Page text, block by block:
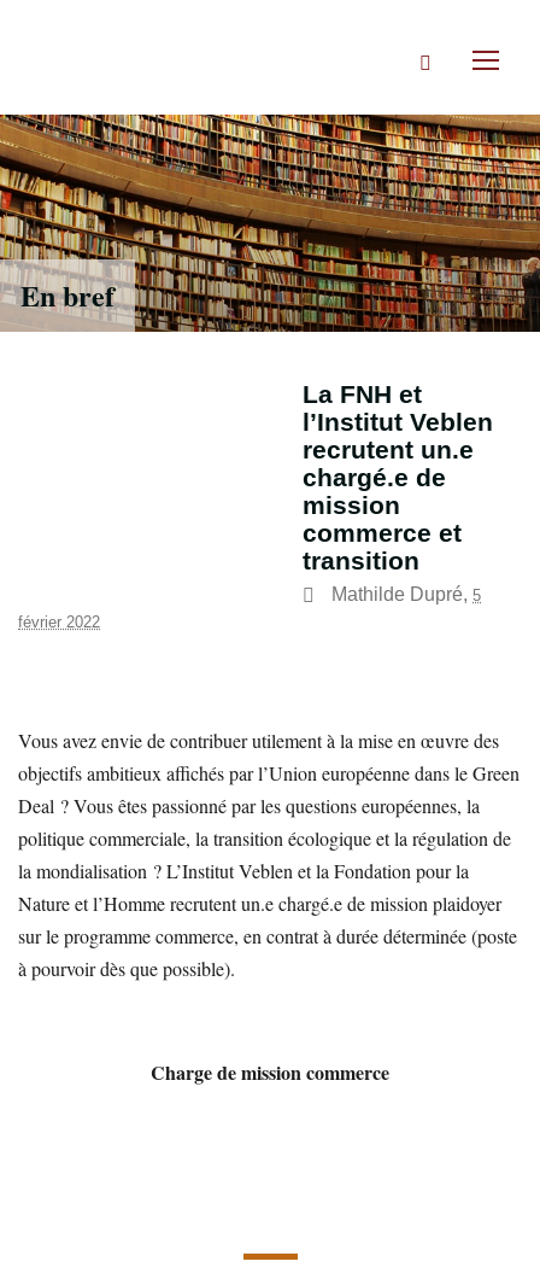
Rechercher
En bref
La FNH et
l’Institut Veblen
recrutent un.e
chargé.e de
mission
commerce et
transition
Mathilde Dupré, 5
février 2022
Vous avez envie de contribuer utilement à la mise en œuvre des
objectifs ambitieux affichés par l’Union européenne dans le Green
Deal ? Vous êtes passionné par les questions européennes, la
politique commerciale, la transition écologique et la régulation de
la mondialisation ? L’Institut Veblen et la Fondation pour la
Nature et l’Homme recrutent un.e chargé.e de mission plaidoyer
sur le programme commerce, en contrat à durée déterminée (poste
à pourvoir dès que possible).
Charge de mission commerce